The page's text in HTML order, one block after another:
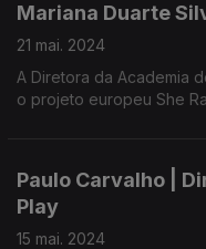
Mariana Duarte
21 mai. 2024
A Diretora da Academia
o projeto europeu She
Paulo Carvalho |
Play
15 mai. 2024